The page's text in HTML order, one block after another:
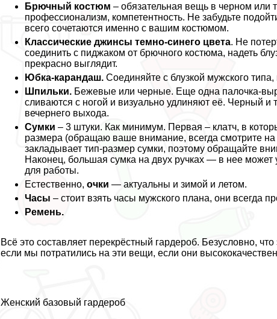
Брючный костюм – обязательная вещь в черном
профессионализм, компетентность. Не забудьте
всего сочетаются именно с вашим костюмом.
Классические джинсы темно-синего цвета. Не
соединить с пиджаком от брючного костюма, надеть
прекрасно выглядит.
Юбка-карандаш. Соединяйте с блузкой мужского
Шпильки. Бежевые или черные. Еще одна палочка-
сливаются с ногой и визуально удлиняют её. Черный и
вечернего выхода.
Сумки – 3 штуки. Как минимум. Первая – клатч, в
размера (обращаю ваше внимание, всегда смотрите
закладывает тип-размер сумки, поэтому обращайте
Наконец, большая сумка на двух ручках — в нее может
для работы.
Естественно,очки — актуальны и зимой и летом.
Часы – стоит взять часы мужского плана, они всегда
Ремень.
Всё это составляет перекрёстный гардероб. Безусловно,
если мы потратились на эти вещи, если они
Женский базовый гардероб